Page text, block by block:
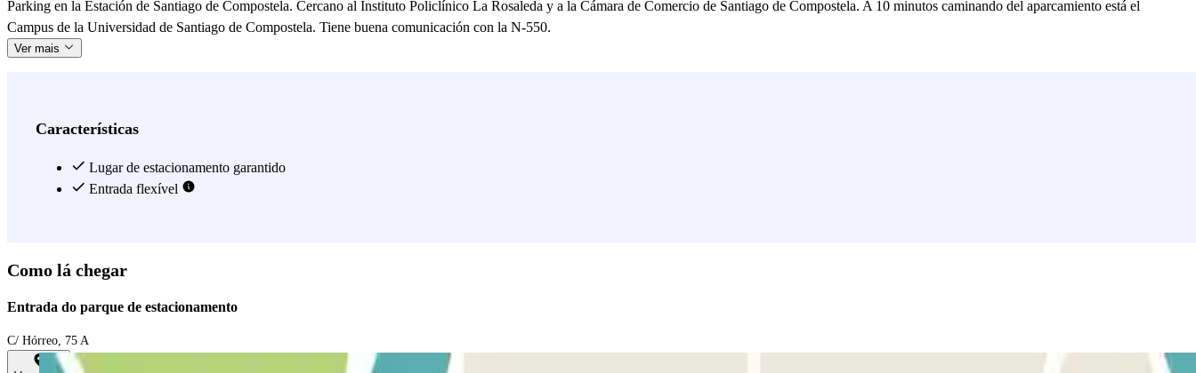
Parking en la Estación de Santiago de Compostela. Cercano al Instituto Policlínico La Rosaleda y a la Cámara de Comercio de Santiago de Compostela. A 10 minutos caminando del aparcamiento está el
Campus de la Universidad de Santiago de Compostela. Tiene buena comunicación con la N-550.
Ver mais
Características
Lugar de estacionamento garantido
Entrada flexível
Como lá chegar
Entrada do parque de estacionamento
C/ Hórreo, 75 A